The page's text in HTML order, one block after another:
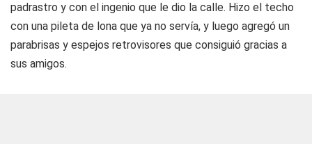
padrastro y con el ingenio que le dio la calle. Hizo el techo
con una pileta de lona que ya no servía, y luego agregó un
parabrisas y espejos retrovisores que consiguió gracias a
sus amigos.